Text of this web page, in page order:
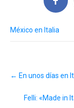
México en Italia
navigation
← En unos días en
Felli: «Made in